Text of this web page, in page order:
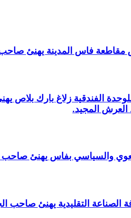
المدينة يهنئ صاحب الجلالة بمناسبة
للوحدة الفندقية زلاغ بارك
العرش المجيد.
بفاس يهنئ صاحب الجلالة بمناسبة
التقليدية يهنئ صاحب الجلالة محمد